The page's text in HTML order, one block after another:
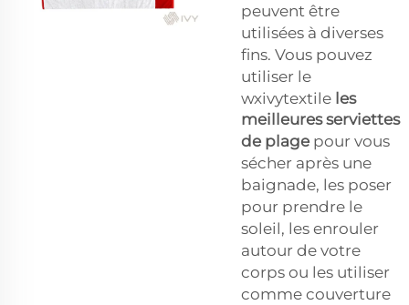
peuvent être
utilisées à diverses
fins. Vous pouvez
utiliser le
wxivytextile les
meilleures serviettes
de plage pour vous
sécher après une
baignade, les poser
pour prendre le
soleil, les enrouler
autour de votre
corps ou les utiliser
comme couverture